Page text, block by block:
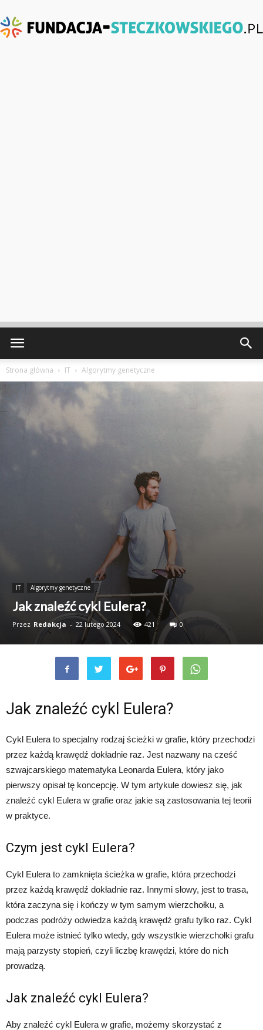
Strona główna IT Algorytmy genetyczne
IT Algorytmy genetyczne
Jak znaleźć cykl Eulera?
Przez Redakcja - 22 lutego 2024 421 0
Jak znaleźć cykl Eulera?
Cykl Eulera to specjalny rodzaj ścieżki w grafie, który przechodzi
przez każdą krawędź dokładnie raz. Jest nazwany na cześć
szwajcarskiego matematyka Leonarda Eulera, który jako
pierwszy opisał tę koncepcję. W tym artykule dowiesz się, jak
znaleźć cykl Eulera w grafie oraz jakie są zastosowania tej teorii
w praktyce.
Czym jest cykl Eulera?
Cykl Eulera to zamknięta ścieżka w grafie, która przechodzi
przez każdą krawędź dokładnie raz. Innymi słowy, jest to trasa,
która zaczyna się i kończy w tym samym wierzchołku, a
podczas podróży odwiedza każdą krawędź grafu tylko raz. Cykl
Eulera może istnieć tylko wtedy, gdy wszystkie wierzchołki grafu
mają parzysty stopień, czyli liczbę krawędzi, które do nich
prowadzą.
Jak znaleźć cykl Eulera?
Aby znaleźć cykl Eulera w grafie, możemy skorzystać z